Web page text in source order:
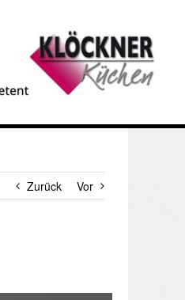
Zurück Vor